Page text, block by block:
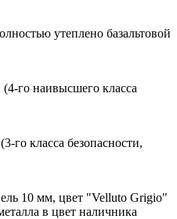
утеплено базальтовой
го наивысшего класса
класса безопасности,
10 мм, цвет "Velluto Grigio"
в цвет наличника